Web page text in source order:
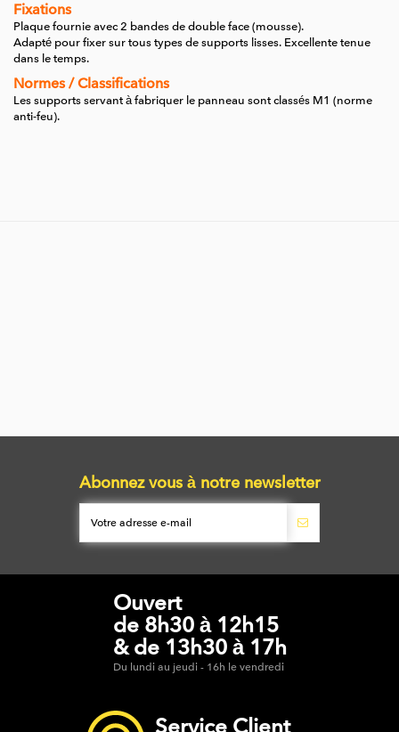
Fixations
Plaque fournie avec 2 bandes de double face (mousse).
Adapté pour fixer sur tous types de supports lisses. Excellente tenue
dans le temps.
Normes / Classifications
Les supports servant à fabriquer le panneau sont classés M1 (norme
anti-feu).
Abonnez vous à notre newsletter
Ouvert
de 8h30 à 12h15
& de 13h30 à 17h
Du lundi au jeudi - 16h le vendredi
Service Client